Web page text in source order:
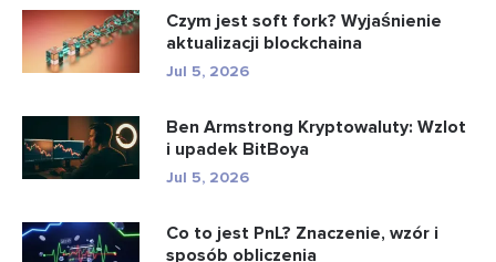
Czym jest soft fork? Wyjaśnienie
aktualizacji blockchaina
Jul 5, 2026
Ben Armstrong Kryptowaluty: Wzlot
i upadek BitBoya
Jul 5, 2026
Co to jest PnL? Znaczenie, wzór i
sposób obliczenia